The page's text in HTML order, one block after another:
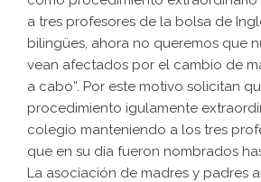
a tres profesores de la bolsa de
bilingües, ahora no queremos que
vean afectados por el cambio de
a cabo”. Por este motivo solicitan
procedimiento igulamente
colegio manteniendo a los tres
que en su día fueron nombrados
La asociación de madres y padres